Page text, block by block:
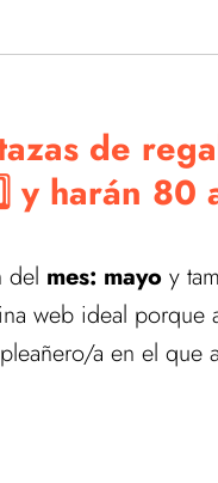
de
harán 80
del mes: mayo y
web ideal
a en el